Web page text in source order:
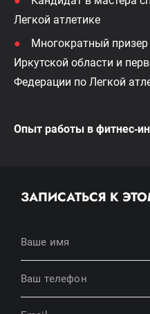
Легкой атлетике
Многократный
Иркутской области и
Федерации по Легкой
Опыт работы в фитнес-
ЗАПИСАТЬСЯ К